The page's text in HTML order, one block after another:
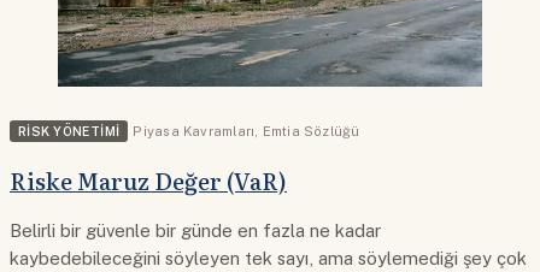
RISK YÖNETIMI Piyasa Kavramları Emtia Sözlüğü
Riske Maruz Değer (VaR)
Belirli bir güvenle bir günde en fazla ne kadar
kaybedebileceğini söyleyen tek sayı, ama söylemediği şey çok